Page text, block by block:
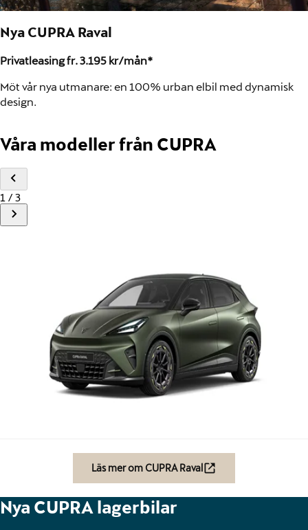
Nya CUPRA Raval
Privatleasing fr. 3.195 kr/mån*
Möt vår nya utmanare: en 100% urban elbil med dynamisk
design.
Våra modeller från CUPRA
1 / 3
Läs mer om CUPRA Raval
Nya CUPRA lagerbilar